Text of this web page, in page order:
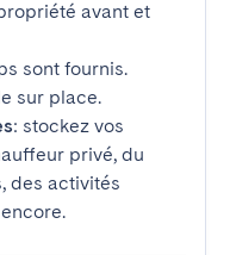
avant et
sont fournis.
sur place.
: stockez vos
privé, du
des activités